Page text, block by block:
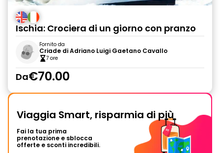
Ischia: Crociera di un giorno con pranzo
Fornito da
Criade di Adriano Luigi Gaetano Cavallo
7 ore
Da€70.00
Viaggia Smart, risparmia di più
Fai la tua prima
prenotazione e sblocca
offerte e sconti incredibili.